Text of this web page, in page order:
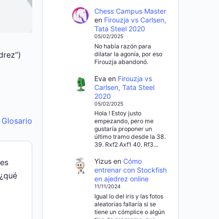
Chess Campus Master
en Firouzja vs Carlsen,
Tata Steel 2020
05/02/2025
No había razón para
dilatar la agonía, por eso
Firouzja abandonó.
Eva en Firouzja vs
Carlsen, Tata Steel
2020
05/02/2025
Hola ! Estoy justo
empezando, pero me
gustaría proponer un
último tramo desde la 38.
39. Rxf2 Axf1 40. Rf3…
Yizusen Cómo
entrenar con Stockfish
en ajedrez online
11/11/2024
Igual lo del iris y las fotos
aleatorias fallaría si se
tiene un cómplice o algún